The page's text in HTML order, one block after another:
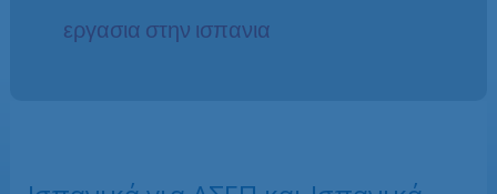
εργασια στην ισπανια